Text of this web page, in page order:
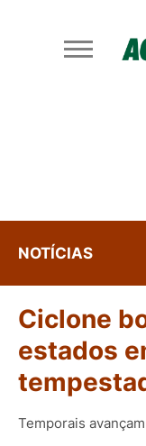
NOTÍCIAS
Ciclone
estados
Temporais